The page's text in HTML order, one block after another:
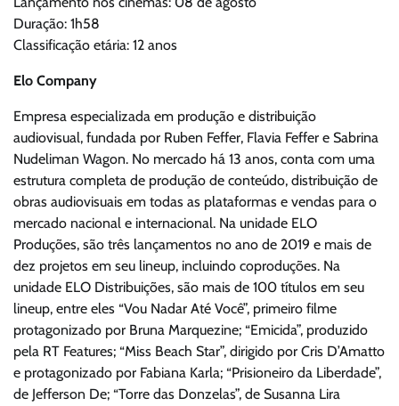
Duração: 1h58
Classificação etária: 12 anos
Elo Company
Empresa especializada em produção e distribuição
audiovisual, fundada por Ruben Feffer, Flavia Feffer e Sabrina
Nudeliman Wagon. No mercado há 13 anos, conta com uma
estrutura completa de produção de conteúdo, distribuição de
obras audiovisuais em todas as plataformas e vendas para o
mercado nacional e internacional. Na unidade ELO
Produções, são três lançamentos no ano de 2019 e mais de
dez projetos em seu lineup, incluindo coproduções. Na
unidade ELO Distribuições, são mais de 100 títulos em seu
lineup, entre eles “Vou Nadar Até Você”, primeiro filme
protagonizado por Bruna Marquezine; “Emicida”, produzido
pela RT Features; “Miss Beach Star”, dirigido por Cris D’Amatto
e protagonizado por Fabiana Karla; “Prisioneiro da Liberdade”,
de Jefferson De; “Torre das Donzelas”, de Susanna Lira